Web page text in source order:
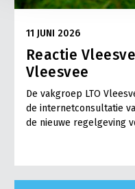
11 JUNI 2026
Reactie
Vleesvee
De vakgroep LTO
de internetconsultatie
de nieuwe regelgeving